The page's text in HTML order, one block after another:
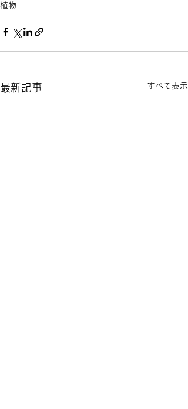
植物
最新記事 すべて表示